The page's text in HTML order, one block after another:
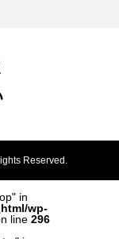
Reserved.
in
wp-
line 296